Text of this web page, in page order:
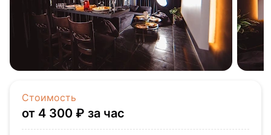
Стоимость
от 4 300 ₽ за час